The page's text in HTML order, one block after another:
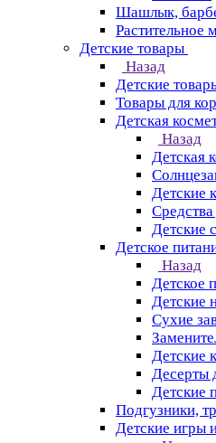
Шашлык,
Растительное
Детские товары
Назад
Детские
Товары для
Детская
Назад
Детская
Детские
Детские
Детское
Назад
Детское
Детские
Сухие
Детские
Десерты
Детские
Подгузники,
Детские игры